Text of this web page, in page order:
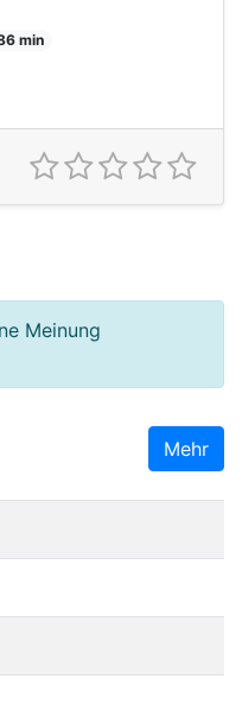
min
Meinung
Mehr